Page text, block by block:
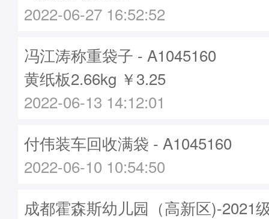
2022-06-27 16:52:52
冯江涛称重袋子 - A1045160
黄纸板2.66kg ￥3.25
2022-06-13 14:12:01
付伟装车回收满袋 - A1045160
2022-06-10 10:54:50
成都霍森斯幼儿园（高新区)-2021